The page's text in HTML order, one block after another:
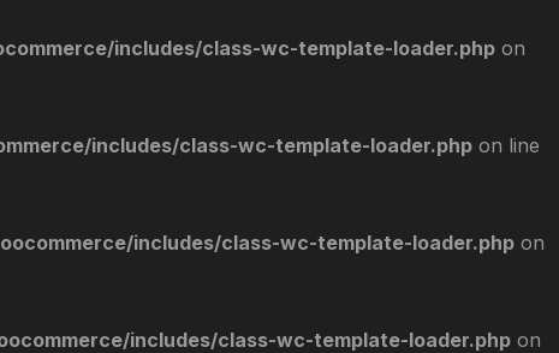
includes/class-wc-template-loader.php on
includes/class-wc-template-loader.php on line
includes/class-wc-template-loader.php on
includes/class-wc-template-loader.php on